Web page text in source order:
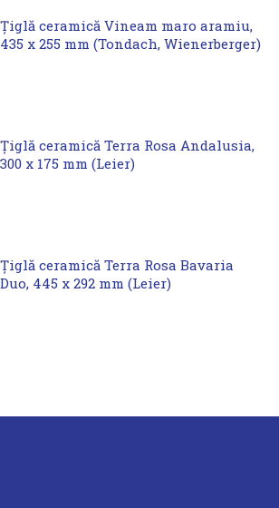
Țiglă ceramică Vineam maro aramiu,
435 x 255 mm (Tondach, Wienerberger)
Țiglă ceramică Terra Rosa Andalusia,
300 x 175 mm (Leier)
Țiglă ceramică Terra Rosa Bavaria
Duo, 445 x 292 mm (Leier)